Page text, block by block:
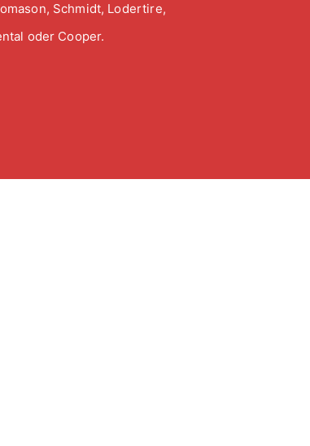
Schmidt, Lodertire,
oder Cooper.